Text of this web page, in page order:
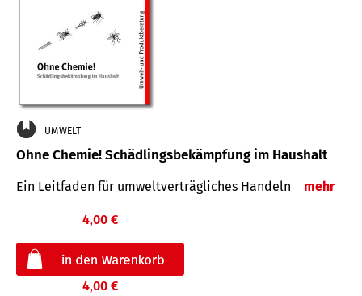
UMWELT
Ohne Chemie! Schädlingsbekämpfung im Haushalt
Ein Leitfaden für um­welt­ver­träg­liches Han­deln mehr
4,00 €
4,00 €